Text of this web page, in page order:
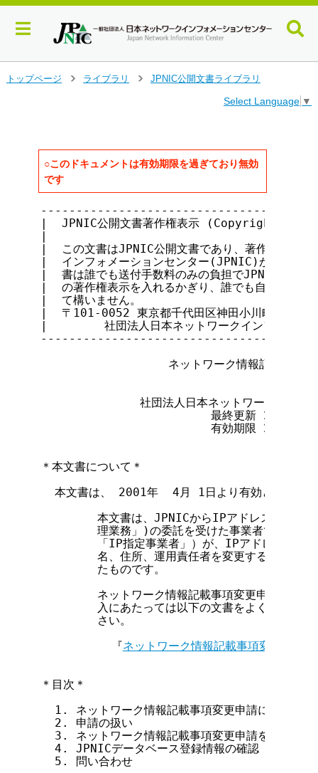
トップページ
ライブラリ
JPNIC公開文書ライブラリ
Select Language ▼
○このドキュメントは有効期限を過ぎており無効
です
|  JPNIC公開文書著作権表示 (Copyright
|
|  この文書はJPNIC公開文書であり、著作権は
|  インフォメーションセンター(JPNIC)が保持
|  書は誰でも送付手数料のみの負担でJPNICか
|  の著作権表示を入れるかぎり、誰でも自由に転
|  て構いません。
|  〒101-0052 東京都千代田区神田小川
|        社団法人日本ネットワークインフォ
ネットワーク情報記載事項変
社団法人日本ネットワークインフ
最終更新 2001年
有効期限 2001年
＊本文書について＊
本文書は、 2001年  4月 1日より有効となりま
本文書は、JPNICからIPアドレス割り当て
理業務」)の委託を受けた事業者であるIP
「IP指定事業者」）が、IPアドレス割り
名、住所、運用責任者を変更する場合の具
        たものです。
ネットワーク情報記載事項変更申請に利用
入にあたっては以下の文書をよく読み、誤
        さい。
          『
ネットワーク情報記載事項変更申請
＊目次＊
  1. ネットワーク情報記載事項変更申請について
  2. 申請の扱い
  3. ネットワーク情報記載事項変更申請を行う資格
  4. JPNICデータベース登録情報の確認
  5. 問い合わせ